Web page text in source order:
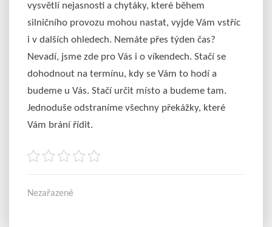
vysvětlí nejasnosti a chytáky, které během
silničního provozu mohou nastat, vyjde Vám vstříc
i v dalších ohledech. Nemáte přes týden čas?
Nevadí, jsme zde pro Vás i o víkendech. Stačí se
dohodnout na termínu, kdy se Vám to hodí a
budeme u Vás. Stačí určit místo a budeme tam.
Jednoduše odstraníme všechny překážky, které
Vám brání řídit.
Nezařazené